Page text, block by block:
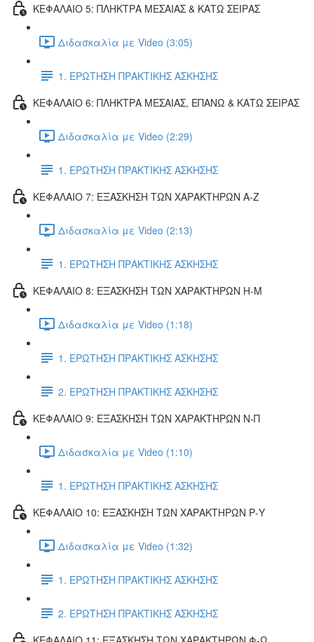
ΚΕΦΑΛΑΙΟ 5: ΠΛΗΚΤΡΑ ΜΕΣΑΙΑΣ & ΚΑΤΩ ΣΕΙΡΑΣ
Διδασκαλία με Video (3:05)
1. ΕΡΩΤΗΣΗ ΠΡΑΚΤΙΚΗΣ ΑΣΚΗΣΗΣ
ΚΕΦΑΛΑΙΟ 6: ΠΛΗΚΤΡΑ ΜΕΣΑΙΑΣ, ΕΠΑΝΩ & ΚΑΤΩ ΣΕΙΡΑΣ
Διδασκαλία με Video (2:29)
1. ΕΡΩΤΗΣΗ ΠΡΑΚΤΙΚΗΣ ΑΣΚΗΣΗΣ
ΚΕΦΑΛΑΙΟ 7: ΕΞΑΣΚΗΣΗ ΤΩΝ ΧΑΡΑΚΤΗΡΩΝ Α-Ζ
Διδασκαλία με Video (2:13)
1. ΕΡΩΤΗΣΗ ΠΡΑΚΤΙΚΗΣ ΑΣΚΗΣΗΣ
ΚΕΦΑΛΑΙΟ 8: ΕΞΑΣΚΗΣΗ ΤΩΝ ΧΑΡΑΚΤΗΡΩΝ Η-Μ
Διδασκαλία με Video (1:18)
1. ΕΡΩΤΗΣΗ ΠΡΑΚΤΙΚΗΣ ΑΣΚΗΣΗΣ
2. ΕΡΩΤΗΣΗ ΠΡΑΚΤΙΚΗΣ ΑΣΚΗΣΗΣ
ΚΕΦΑΛΑΙΟ 9: ΕΞΑΣΚΗΣΗ ΤΩΝ ΧΑΡΑΚΤΗΡΩΝ Ν-Π
Διδασκαλία με Video (1:10)
1. ΕΡΩΤΗΣΗ ΠΡΑΚΤΙΚΗΣ ΑΣΚΗΣΗΣ
ΚΕΦΑΛΑΙΟ 10: ΕΞΑΣΚΗΣΗ ΤΩΝ ΧΑΡΑΚΤΗΡΩΝ Ρ-Υ
Διδασκαλία με Video (1:32)
1. ΕΡΩΤΗΣΗ ΠΡΑΚΤΙΚΗΣ ΑΣΚΗΣΗΣ
2. ΕΡΩΤΗΣΗ ΠΡΑΚΤΙΚΗΣ ΑΣΚΗΣΗΣ